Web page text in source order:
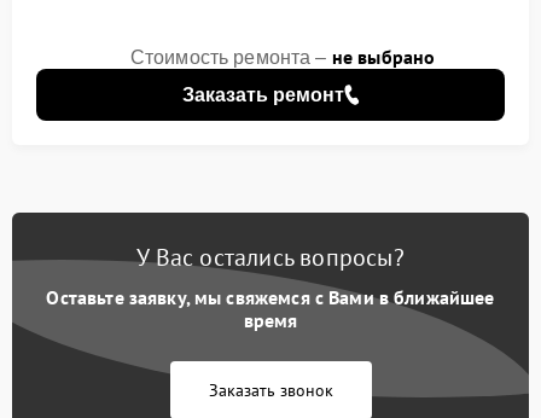
Заказать ремонт
Стоимость ремонта – не выбрано
У Вас остались вопросы?
Оставьте заявку, мы свяжемся с Вами в ближайшее
время
Заказать звонок